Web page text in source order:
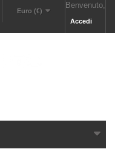
Benvenuto,
Accedi
Euro (€)